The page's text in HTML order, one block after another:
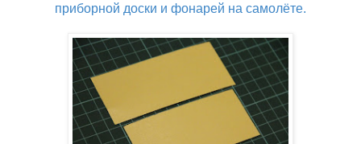
приборной доски и фонарей на самолёте.